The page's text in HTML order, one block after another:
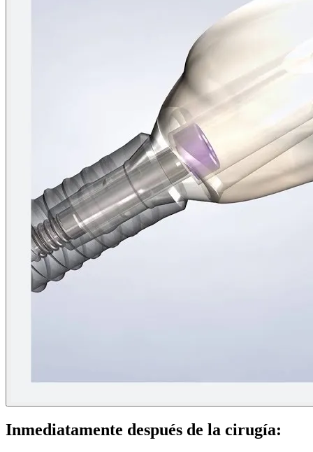
Inmediatamente después de la cirugía: